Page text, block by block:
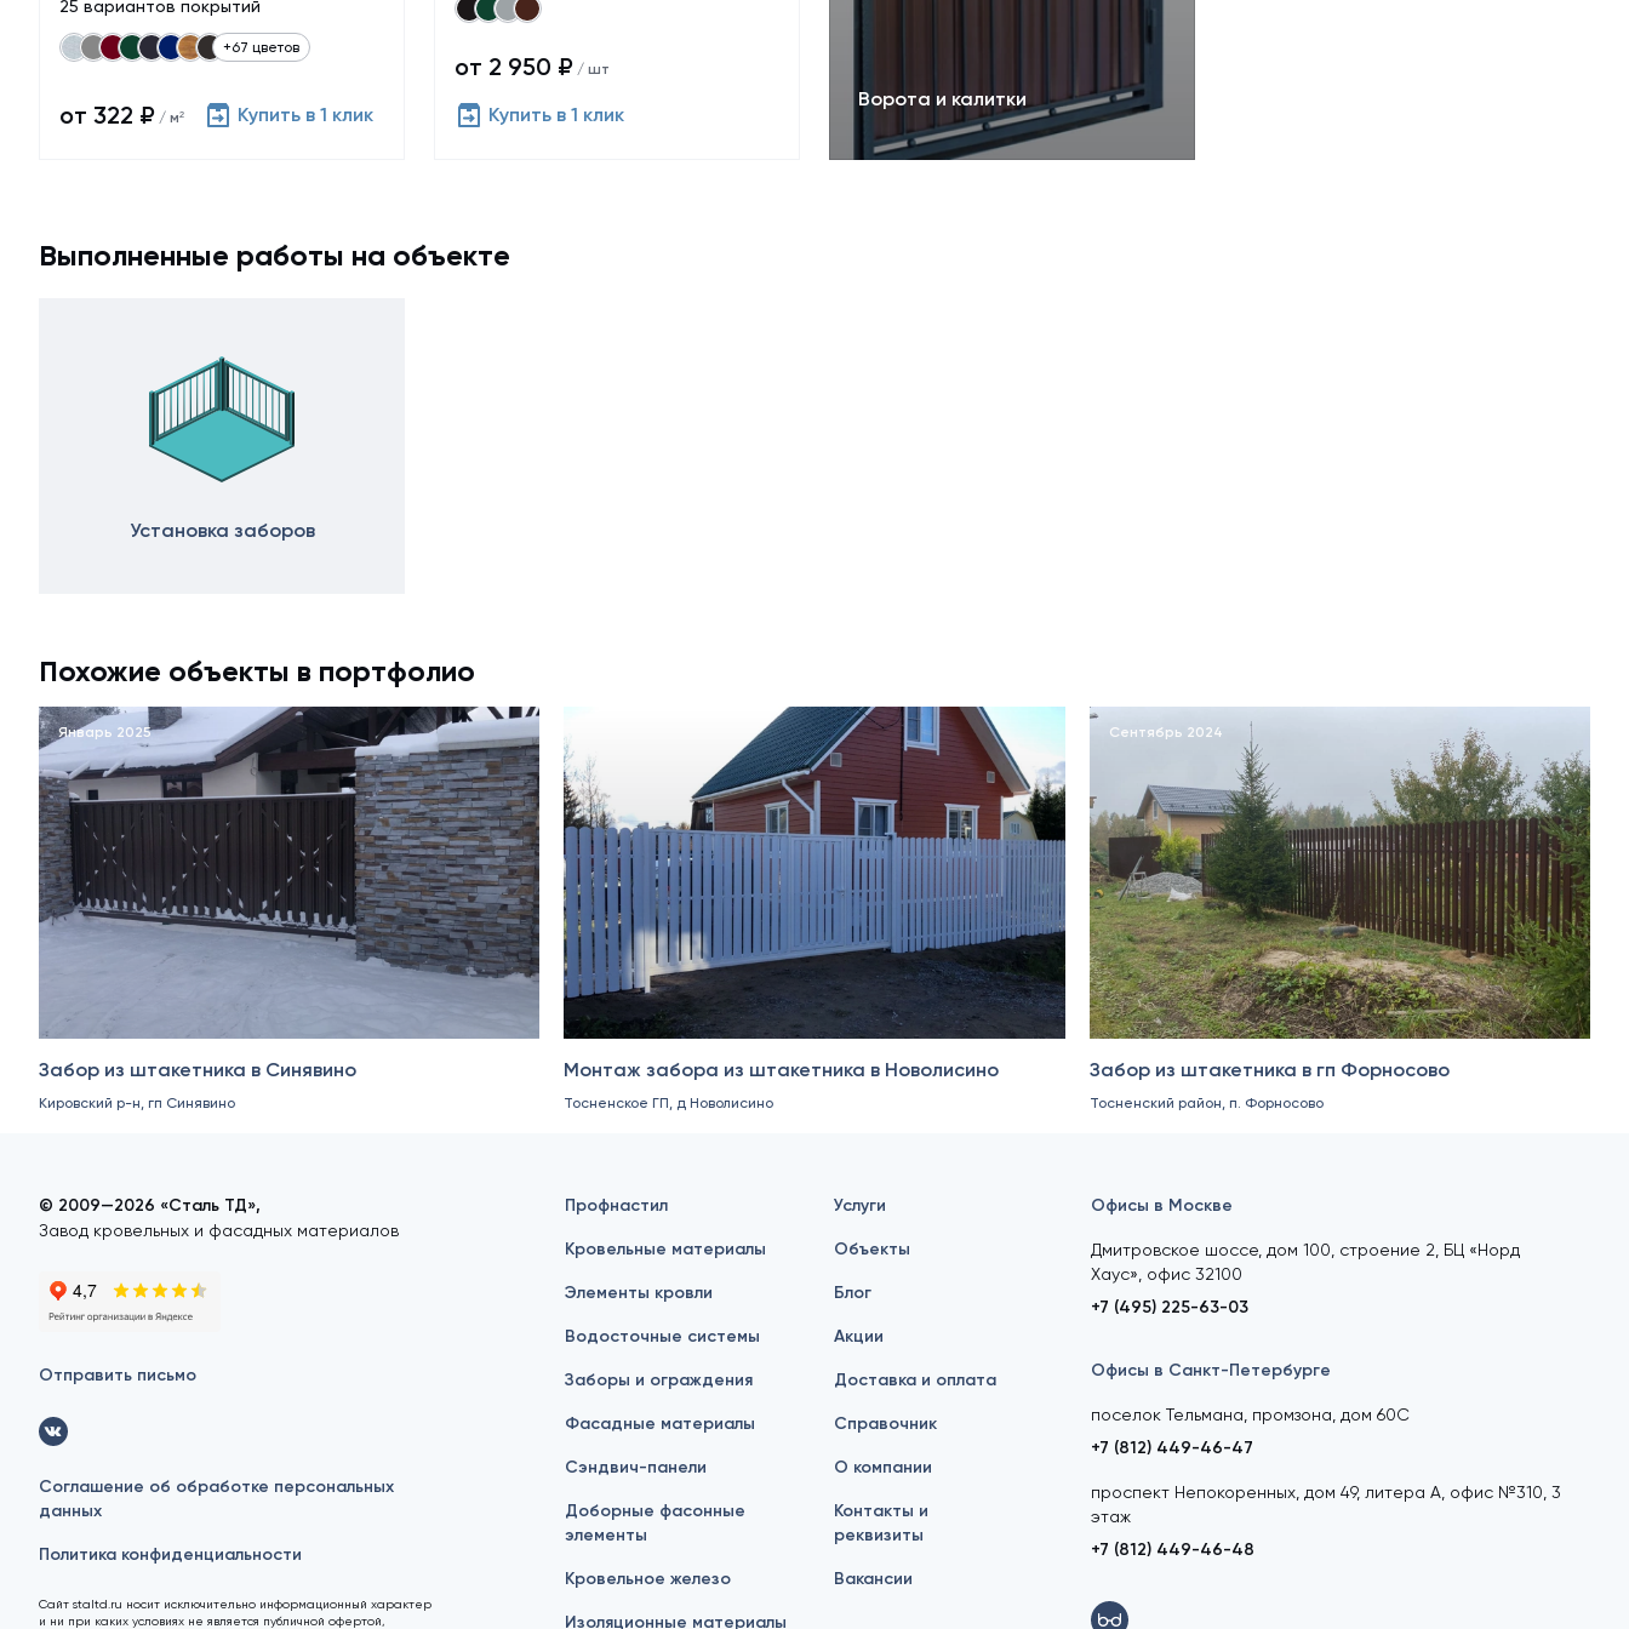
25 вариантов покрытий
+67 цветов
от 322 ₽ / м² Купить в 1 клик
от 2 950 ₽ / шт
Купить в 1 клик
Ворота и калитки
Выполненные работы на объекте
Установка заборов
Похожие объекты в портфолио
Январь 2025
Забор из штакетника в Синявино
Кировский р-н, гп Синявино
Монтаж забора из штакетника в Новолисино
Тосненское ГП, д Новолисино
Сентябрь 2024
Забор из штакетника в гп Форносово
Тосненский район, п. Форносово
© 2009—2026 «Сталь ТД»,
Завод кровельных и фасадных материалов
Отправить письмо
Соглашение об обработке персональных
данных
Политика конфиденциальности
Сайт staltd.ru носит исключительно информационный характер
и ни при каких условиях не является публичной офертой,
Профнастил
Кровельные материалы
Элементы кровли
Водосточные системы
Заборы и ограждения
Фасадные материалы
Сэндвич-панели
Доборные фасонные
элементы
Кровельное железо
Изоляционные материалы
Услуги
Объекты
Блог
Акции
Доставка и оплата
Справочник
О компании
Контакты и
реквизиты
Вакансии
Офисы в Москве
Дмитровское шоссе, дом 100, строение 2, БЦ «Норд
Хаус», офис 32100
+7 (495) 225-63-03
Офисы в Санкт-Петербурге
поселок Тельмана, промзона, дом 60С
+7 (812) 449-46-47
проспект Непокоренных, дом 49, литера А, офис №310, 3
этаж
+7 (812) 449-46-48